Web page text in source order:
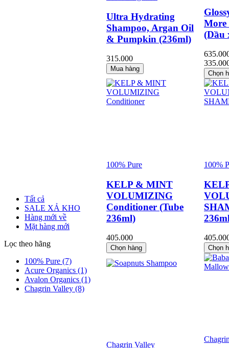
Tất cả
SALE XẢ KHO
Hàng mới về
Mặt hàng mới
Lọc theo hãng
100% Pure (7)
Acure Organics (1)
Avalon Organics (1)
Chagrin Valley (8)
Ultra Hydrating
Shampoo, Argan Oil
& Pumpkin (236ml)
315.000
Mua hàng
More
(Dầu
Chọn
100% Pure
KELP & MINT
VOLUMIZING
Conditioner (Tube
236ml)
405.000
Chọn hàng
100%
Chọn
Chagrin Valley